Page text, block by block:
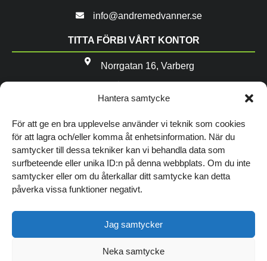
Hantera samtycke
För att ge en bra upplevelse använder vi teknik som cookies
för att lagra och/eller komma åt enhetsinformation. När du
samtycker till dessa tekniker kan vi behandla data som
surfbeteende eller unika ID:n på denna webbplats. Om du inte
samtycker eller om du återkallar ditt samtycke kan detta
påverka vissa funktioner negativt.
Jag samtycker
Neka samtycke
info@andremedvanner.se
TITTA FÖRBI VÅRT KONTOR
Norrgatan 16, Varberg
WEBB & MARKNADSFÖRING
Hemsida Start
Hemsida Bas
Hemsida Business
Digital marknadsföring
SEO / AEO
SENASTE NYTT
Digitala trender